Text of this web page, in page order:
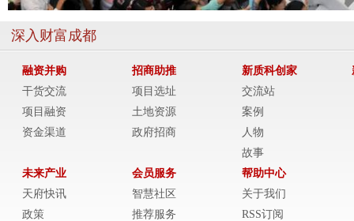
深入财富成都
融资并购
干货交流
项目融资
资金渠道
招商助推
项目选址
土地资源
政府招商
新质科创家
交流站
案例
人物
故事
未来产业
天府快讯
政策
会员服务
智慧社区
推荐服务
帮助中心
关于我们
RSS订阅